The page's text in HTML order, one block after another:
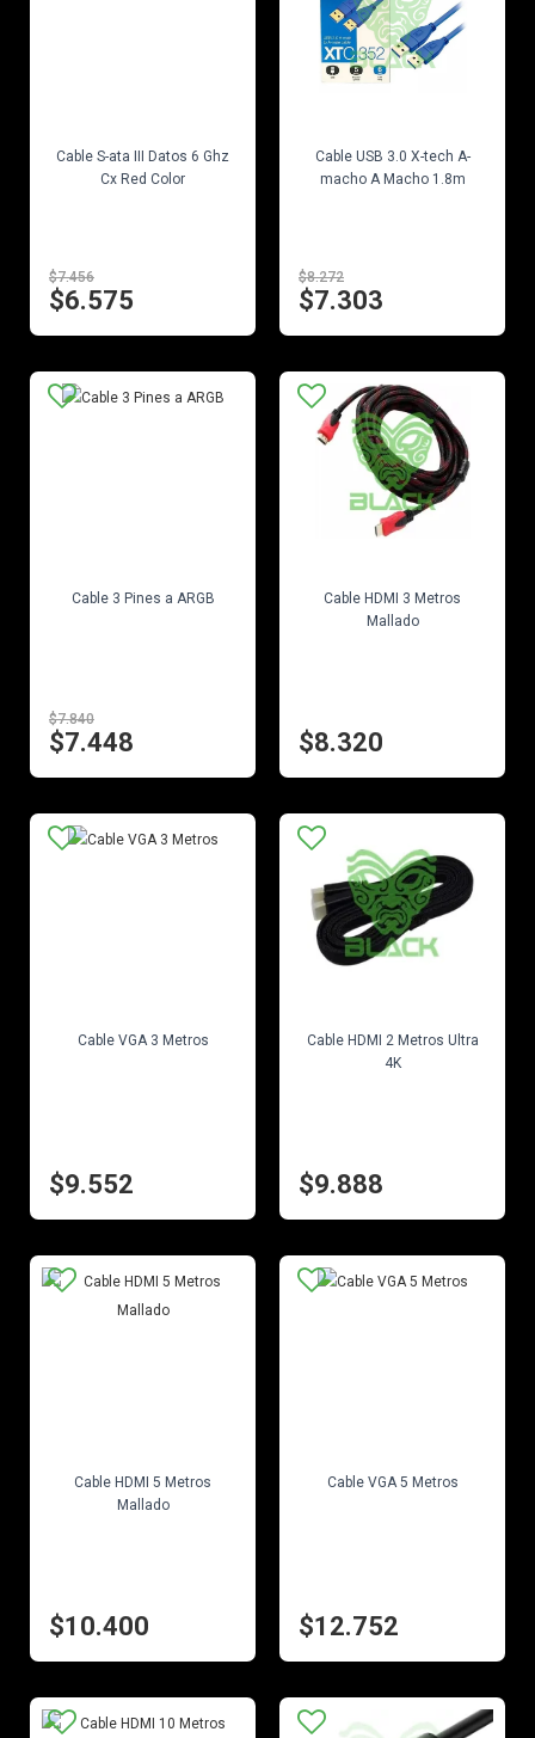
Cable S-ata III Datos 6 Ghz
Cx Red Color
$7.456
$6.575
Cable USB 3.0 X-tech A-
macho A Macho 1.8m
$8.272
$7.303
Cable 3 Pines a ARGB
$7.840
$7.448
Cable HDMI 3 Metros
Mallado
$8.320
Cable VGA 3 Metros
$9.552
Cable HDMI 2 Metros Ultra
4K
$9.888
Cable HDMI 5 Metros
Mallado
$10.400
Cable VGA 5 Metros
$12.752